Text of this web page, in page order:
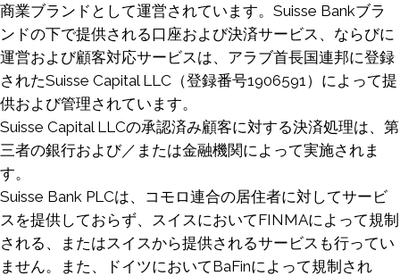
商業ブランドとして運営されています。Suisse Bankブラ
ンドの下で提供される口座および決済サービス、ならびに
運営および顧客対応サービスは、アラブ首長国連邦に登録
されたSuisse Capital LLC（登録番号1906591）によって提
供および管理されています。
Suisse Capital LLCの承認済み顧客に対する決済処理は、第
三者の銀行および／または金融機関によって実施されま
す。
Suisse Bank PLCは、コモロ連合の居住者に対してサービ
スを提供しておらず、スイスにおいてFINMAによって規制
される、またはスイスから提供されるサービスも行ってい
ません。また、ドイツにおいてBaFinによって規制され